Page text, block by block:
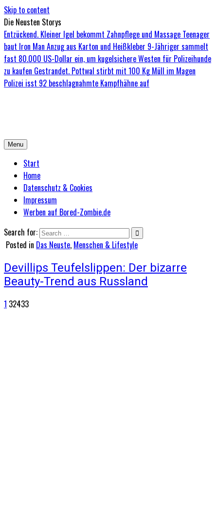
Skip to content
Die Neusten Storys
Entzückend. Kleiner Igel bekommt Zahnpflege und Massage Teenager
baut Iron Man Anzug aus Karton und Heißkleber 9-Jähriger sammelt
fast 80.000 US-Dollar ein, um kugelsichere Westen für Polizeihunde
zu kaufen Gestrandet. Pottwal stirbt mit 100 Kg Müll im Magen
Polizei isst 92 beschlagnahmte Kampfhähne auf
Menu
Start
Home
Datenschutz & Cookies
Impressum
Werben auf Bored-Zombie.de
Search for:
Posted in Das Neuste, Menschen & Lifestyle
Devillips Teufelslippen: Der bizarre
Beauty-Trend aus Russland
1 32433